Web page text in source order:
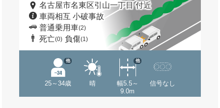
名古屋市名東区引山一丁目 付近
車両相互 小破事故
普通乗用車(2)
死亡(0) 負傷(1)
25～34歳
他
晴
幅5.5～
9.0m
他
信号なし